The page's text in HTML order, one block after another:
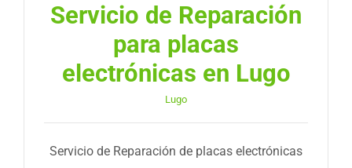
Servicio de Reparación
para placas
electrónicas en Lugo
Lugo
Servicio de Reparación de placas electrónicas